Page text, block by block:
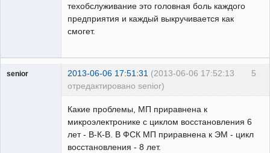
техобслуживание это головная боль каждого
предприятия и каждый выкручивается как
смогет.
5
senior 2013-06-06 17:51:31 (2013-06-06 17:52:13
отредактировано senior)
Какие проблемы, МП приравнена к
микроэлектронике с циклом восстановления 6
лет - В-К-В. В ФСК МП приравнена к ЭМ - цикл
восстановления - 8 лет.